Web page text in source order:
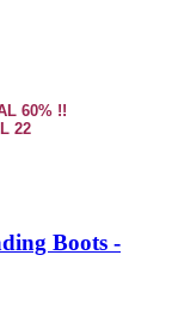
60% !!
22
Boots -